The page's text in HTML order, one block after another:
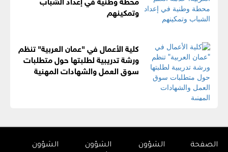
وتمكينهم
كلية الأعمال في "عمان العربية" تنظم
ورشة تدريبية لطلبتها حول متطلبات
سوق العمل والشهادات المهنية
الصفحة
الشؤون
الشؤون
الشؤون